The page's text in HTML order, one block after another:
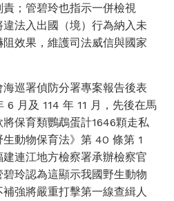
；管碧玲也指示一併檢視
違法入出國（境）行為納入未
效果，維護司法威信與國家
巡署偵防分署專案報告後表
6 月及 114 年 11 月，先後在馬
保育類鸚鵡蛋計1646顆走私
動物保育法》第 40 條第 1
連江地方檢察署承辦檢察官
玲認為這顯示我國野生動物
強將嚴重打擊第一線查緝人